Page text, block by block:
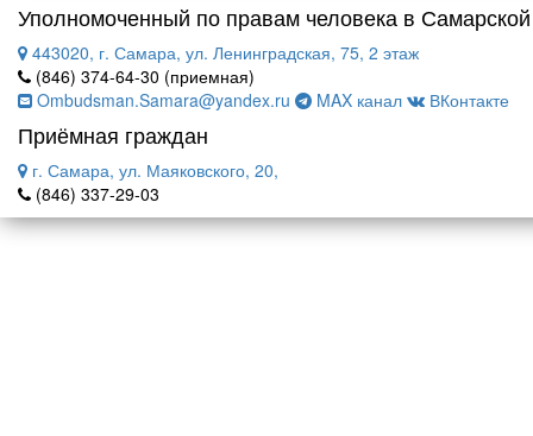
Уполномоченный по правам человека в
443020, г. Самара, ул. Ленинградская, 75, 2 этаж
(846) 374-64-30 (приемная)
Ombudsman.Samara@yandex.ru
MAX канал ВКонтакте
Приёмная граждан
г. Самара, ул. Маяковского, 20,
(846) 337-29-03